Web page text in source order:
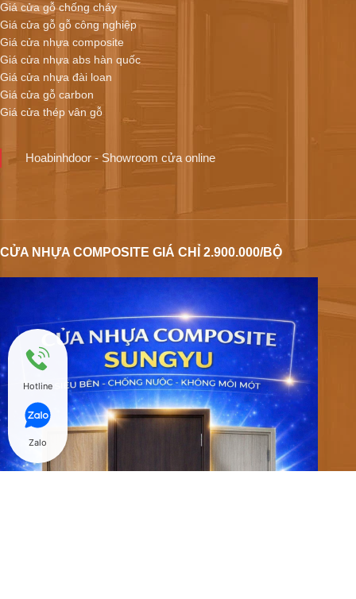
Giá cửa gỗ chống cháy
Giá cửa gỗ gỗ công nghiệp
Giá cửa nhựa composite
Giá cửa nhựa abs hàn quốc
Giá cửa nhựa đài loan
Giá cửa gỗ carbon
Giá cửa thép vân gỗ
Hoabinhdoor - Showroom cửa online
CỬA NHỰA COMPOSITE GIÁ CHỈ 2.900.000/BỘ
Hotline
Zalo